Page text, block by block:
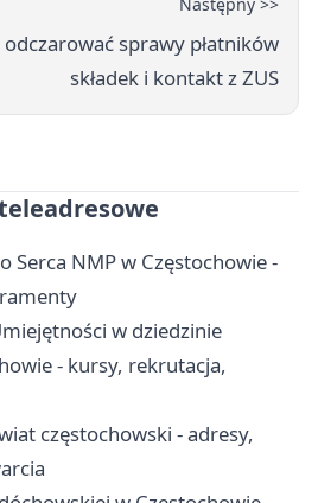
sprawy płatników
składek i kontakt z ZUS
Serca NMP w Częstochowie -
w dziedzinie
- kursy, rekrutacja,
częstochowski - adresy,